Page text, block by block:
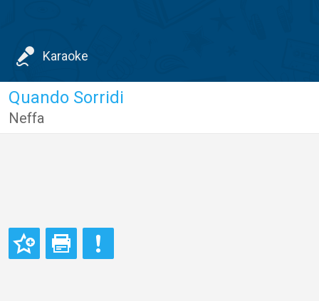
Karaoke
Quando Sorridi
Neffa